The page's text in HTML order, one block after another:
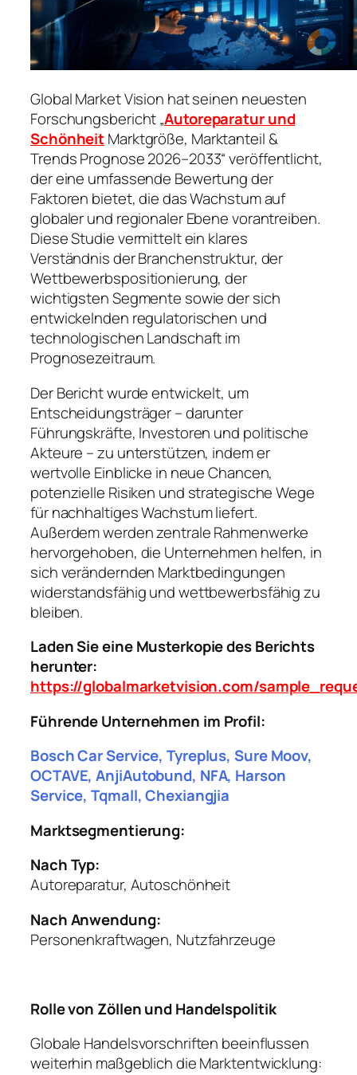
Global Market Vision hat seinen neuesten
Forschungsbericht „Autoreparatur und
SchönheitMarktgröße, Marktanteil &
Trends Prognose 2026–2033“ veröffentlicht,
der eine umfassende Bewertung der
Faktoren bietet, die das Wachstum auf
globaler und regionaler Ebene vorantreiben.
Diese Studie vermittelt ein klares
Verständnis der Branchenstruktur, der
Wettbewerbspositionierung, der
wichtigsten Segmente sowie der sich
entwickelnden regulatorischen und
technologischen Landschaft im
Prognosezeitraum.
Der Bericht wurde entwickelt, um
Entscheidungsträger – darunter
Führungskräfte, Investoren und politische
Akteure – zu unterstützen, indem er
wertvolle Einblicke in neue Chancen,
potenzielle Risiken und strategische Wege
für nachhaltiges Wachstum liefert.
Außerdem werden zentrale Rahmenwerke
hervorgehoben, die Unternehmen helfen, in
sich verändernden Marktbedingungen
widerstandsfähig und wettbewerbsfähig zu
bleiben.
Laden Sie eine Musterkopie des Berichts
herunter:
https://globalmarketvision.com/
Führende Unternehmen im Profil:
Bosch Car Service, Tyreplus, Sure Moov,
OCTAVE, AnjiAutobund, NFA, Harson
Service, Tqmall, Chexiangjia
Marktsegmentierung:
Nach Typ:
Autoreparatur, Autoschönheit
Nach Anwendung:
Personenkraftwagen, Nutzfahrzeuge
Rolle von Zöllen und Handelspolitik
Globale Handelsvorschriften beeinflussen
weiterhin maßgeblich die Marktentwicklung: